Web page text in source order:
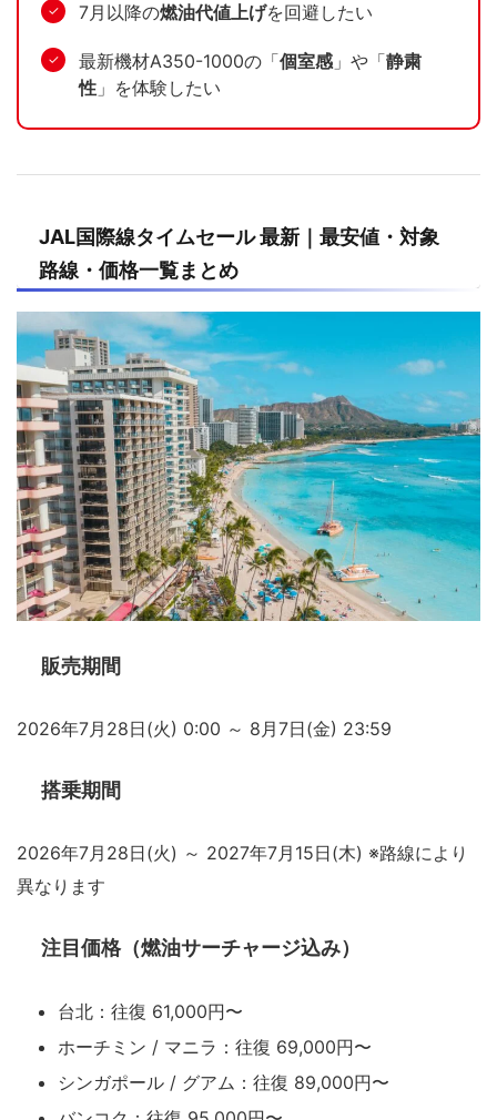
✓ 7月以降の燃油代値上げを回避したい
✓ 最新機材A350-1000の「個室感」や「静粛
性 」を体験したい
JAL国際線タイムセール 最新｜最安値・対象
路線・価格一覧まとめ
販売期間
2026年7月28日(火) 0:00 ～ 8月7日(金) 23:59
搭乗期間
2026年7月28日(火) ～ 2027年7月15日(木) ※路線により
異なります
注目価格（燃油サーチャージ込み）
台北：往復 61,000円〜
ホーチミン / マニラ：往復 69,000円〜
シンガポール / グアム：往復 89,000円〜